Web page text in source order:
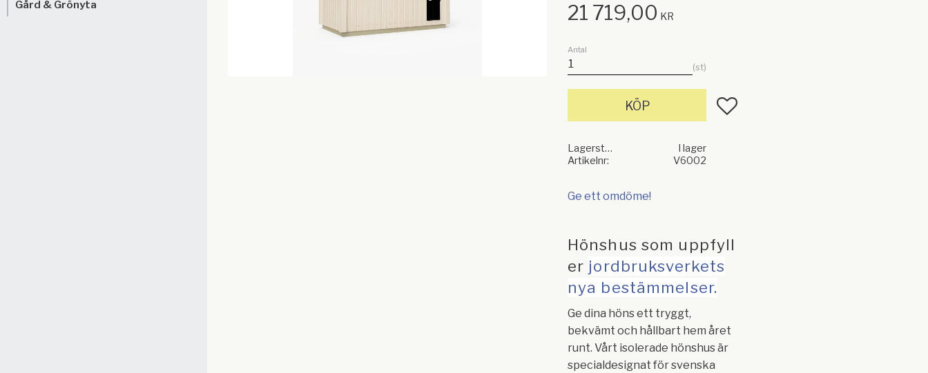
21 719,00 KR
Antal
st
KÖP Lägg till i favoriter
Lagerstatus
I lager
Artikelnr
V6002
Ge ett omdöme!
Hönshus som uppfyll
er jordbruksverkets
nya bestämmelser.
Ge dina höns ett tryggt,
bekvämt och hållbart hem året
runt. Vårt isolerade hönshus är
specialdesignat för svenska
Gård & Grönyta